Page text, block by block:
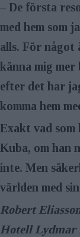
– De första
med hem som
alls. För något
känna mig mer
efter det har
komma hem
Exakt vad
Kuba, om han
inte. Men
världen med
Robert
Hotell Lydmar